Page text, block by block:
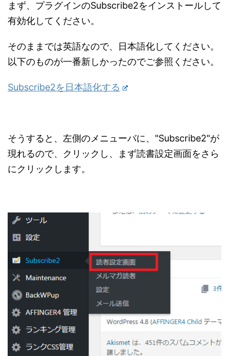
まず、プラグインのSubscribe2をインストールして
有効化してください。
そのままでは英語なので、日本語化してください。
以下のものが一番新しかったのでご参照ください。
Subscribe2を日本語化する
そうすると、左側のメニューバに、"Subscribe2"が
現れるので、クリックし、まず読書設定画面をさら
にクリックします。